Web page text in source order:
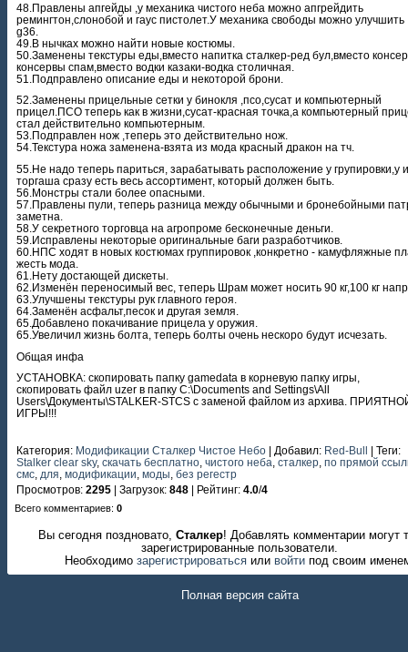
48.Правлены апгейды ,у механика чистого неба можно апгрейдить
ремингтон,слонобой и гаус пистолет.У механика свободы можно улучшить
g36.
49.В нычках можно найти новые костюмы.
50.Заменены текстуры еды,вместо напитка сталкер-ред бул,вместо
консервы спам,вместо водки казаки-водка столичная.
51.Подправлено описание еды и некоторой брони.
52.Заменены прицельные сетки у бинокля ,псо,сусат и компьютерный
прицел.ПСО теперь как в жизни,сусат-красная точка,а компьютерный
стал действительно компьютерным.
53.Подправлен нож ,теперь это действительно нож.
54.Текстура ножа заменена-взята из мода красный дракон на тч.
55.Не надо теперь париться, зарабатывать расположение у групировки,у
торгаша сразу есть весь ассортимент, который должен быть.
56.Монстры стали более опасными.
57.Правлены пули, теперь разница между обычными и бронебойными
заметна.
58.У секретного торговца на агропроме бесконечные деньги.
59.Исправлены некоторые оригинальные баги разработчиков.
60.НПС ходят в новых костюмах группировок ,конкретно - камуфляжные
жесть мода.
61.Нету достающей дискеты.
62.Изменён переносимый вес, теперь Шрам может носить 90 кг,100 кг
63.Улучшены текстуры рук главного героя.
64.Заменён асфальт,песок и другая земля.
65.Добавлено покачивание прицела у оружия.
65.Увеличил жизнь болта, теперь болты очень нескоро будут исчезать.
Общая инфа
УСТАНОВКА: скопировать папку gamedata в корневую папку игры,
скопировать файл uzer в папку C:\Documents and Settings\All
Users\Документы\STALKER-STCS с заменой файлом из архива.
ИГРЫ!!!
Категория: Модификации Сталкер Чистое Небо | Добавил: Red-Bull | Теги:
Stalker clear sky, скачать бесплатно чистого неба сталкер по прямой
смс для модификации моды без регестр
Просмотров: 2295 | Загрузок: 848 | Рейтинг: 4.0/4
Всего комментариев: 0
Вы сегодня поздновато,Сталкер! Добавлять комментарии могут
зарегистрированные пользователи.
Необходимо зарегистрироваться или войти под своим
Полная версия сайта